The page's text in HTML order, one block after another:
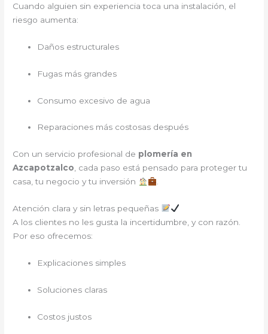
Cuando alguien sin experiencia toca una instalación, el
riesgo aumenta:
Daños estructurales
Fugas más grandes
Consumo excesivo de agua
Reparaciones más costosas después
Con un servicio profesional de plomería en
Azcapotzalco, cada paso está pensado para proteger tu
casa, tu negocio y tu inversión
.
Atención clara y sin letras pequeñas
A los clientes no les gusta la incertidumbre, y con razón.
Por eso ofrecemos:
Explicaciones simples
Soluciones claras
Costos justos